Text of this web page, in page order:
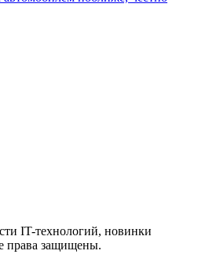
IT-технологий, новинки
права защищены.